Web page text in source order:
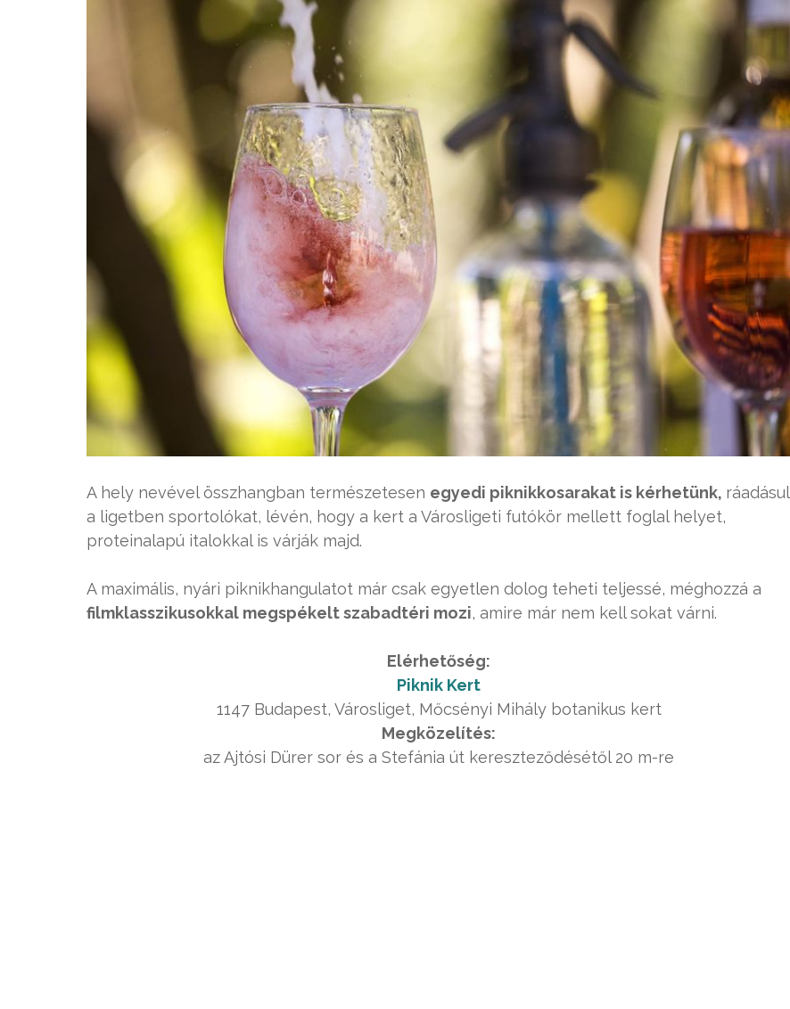
A hely nevével összhangban természetesen egyedi piknikkosarakat is kérhetünk, ráadásul
a ligetben sportolókat, lévén, hogy a kert a Városligeti futókör mellett foglal helyet,
proteinalapú italokkal is várják majd.
A maximális, nyári piknikhangulatot már csak egyetlen dolog teheti teljessé, méghozzá a
filmklasszikusokkal megspékelt szabadtéri mozi, amire már nem kell sokat várni.
Elérhetőség:
Piknik Kert
1147 Budapest, Városliget, Mőcsényi Mihály botanikus kert
Megközelítés:
az Ajtósi Dürer sor és a Stefánia út kereszteződésétől 20 m-re